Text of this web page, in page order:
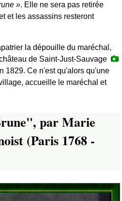
. Elle ne sera pas retirée
et les assassins resteront
la dépouille du maréchal,
de Saint-Just-Sauvage
1829. Ce n'est qu'alors qu'une
accueille le maréchal et
par Marie
(Paris 1768 -